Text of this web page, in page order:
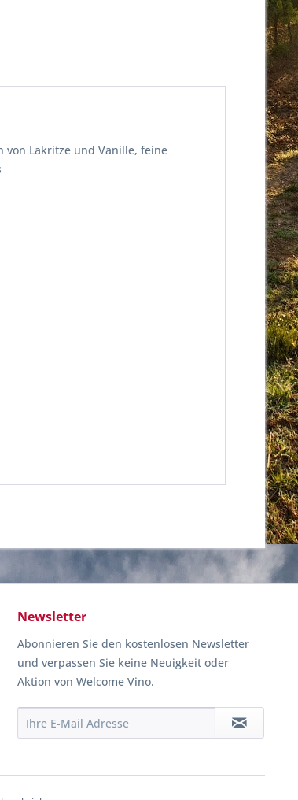
von Lakritze und Vanille, feine
Newsletter
Abonnieren Sie den kostenlosen Newsletter
und verpassen Sie keine Neuigkeit oder
Aktion von Welcome Vino.